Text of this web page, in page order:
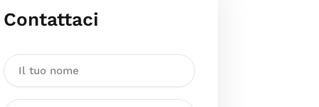
Contattaci